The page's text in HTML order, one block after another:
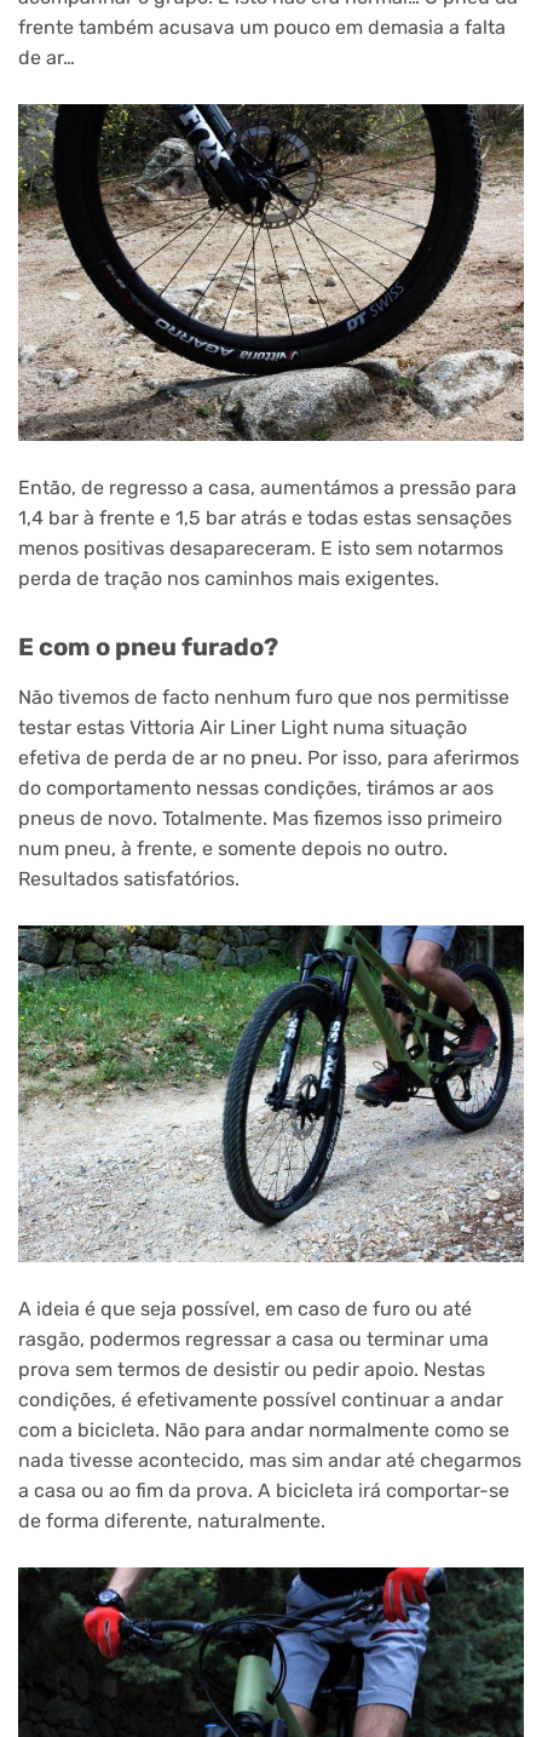
frente também acusava um pouco em demasia a falta
de ar…
Então, de regresso a casa, aumentámos a pressão para
1,4 bar à frente e 1,5 bar atrás e todas estas sensações
menos positivas desapareceram. E isto sem notarmos
perda de tração nos caminhos mais exigentes.
E com o pneu furado?
Não tivemos de facto nenhum furo que nos permitisse
testar estas Vittoria Air Liner Light numa situação
efetiva de perda de ar no pneu. Por isso, para aferirmos
do comportamento nessas condições, tirámos ar aos
pneus de novo. Totalmente. Mas fizemos isso primeiro
num pneu, à frente, e somente depois no outro.
Resultados satisfatórios.
A ideia é que seja possível, em caso de furo ou até
rasgão, podermos regressar a casa ou terminar uma
prova sem termos de desistir ou pedir apoio. Nestas
condições, é efetivamente possível continuar a andar
com a bicicleta. Não para andar normalmente como se
nada tivesse acontecido, mas sim andar até chegarmos
a casa ou ao fim da prova. A bicicleta irá comportar-se
de forma diferente, naturalmente.